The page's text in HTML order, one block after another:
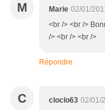
M Marie 02/01/
<br /> <br />
/> <br /> <br />
Répondre
C cloclo63 02/01/